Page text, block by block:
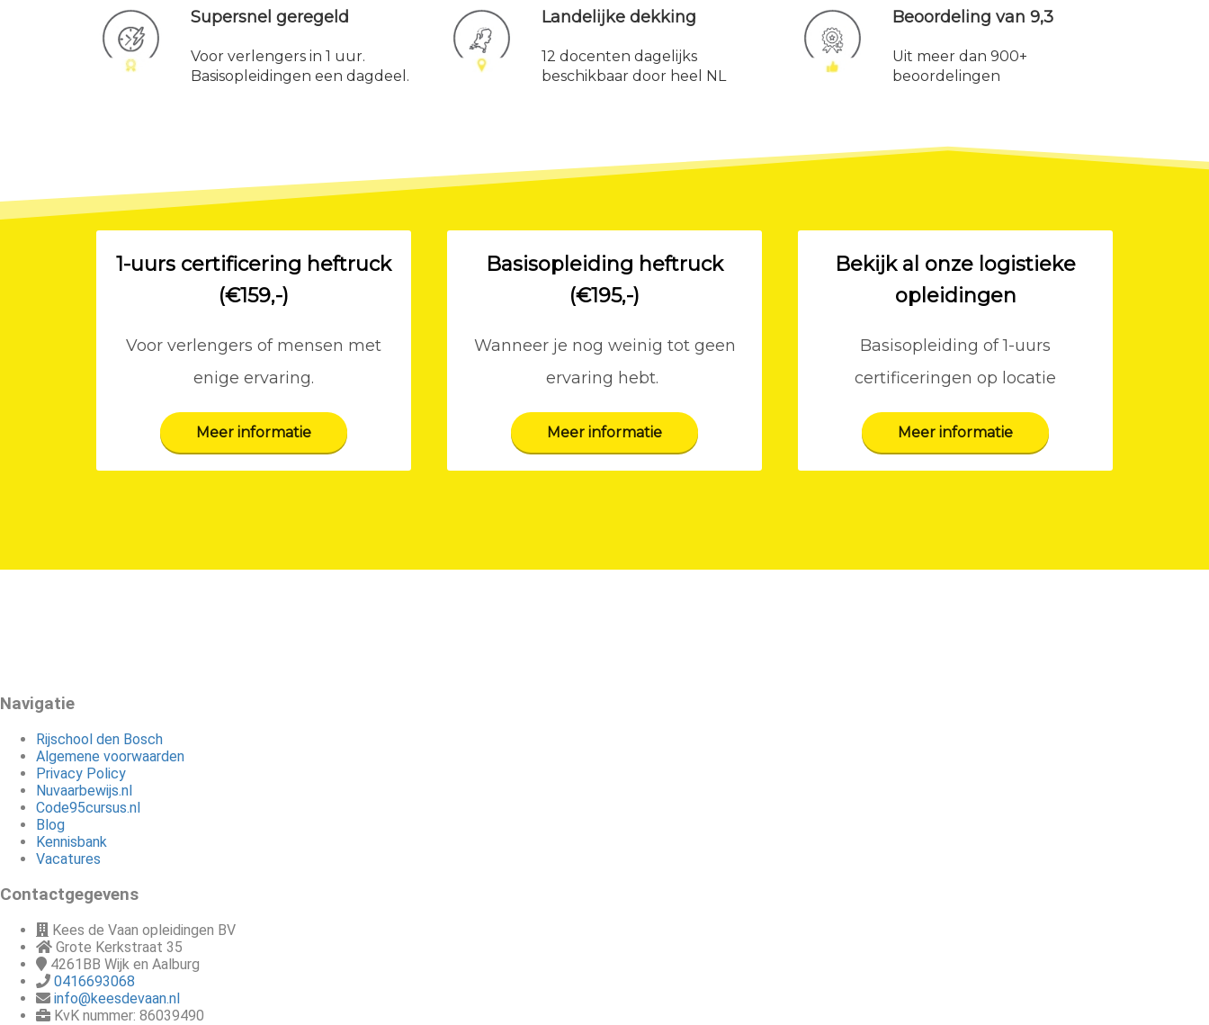
Supersnel geregeld
Voor verlengers in 1 uur.
Basisopleidingen een dagdeel.
Landelijke dekking
12 docenten dagelijks
beschikbaar door heel NL
Beoordeling van 9,3
Uit meer dan 900+
beoordelingen
1-uurs certificering heftruck
(€159,-)
Voor verlengers of mensen met
enige ervaring.
Meer informatie
Basisopleiding heftruck
(€195,-)
Wanneer je nog weinig tot geen
ervaring hebt.
Meer informatie
Bekijk al onze logistieke
opleidingen
Basisopleiding of 1-uurs
certificeringen op locatie
Meer informatie
Navigatie
Rijschool den Bosch
Algemene voorwaarden
Privacy Policy
Nuvaarbewijs.nl
Code95cursus.nl
Blog
Kennisbank
Vacatures
Contactgegevens
Kees de Vaan opleidingen BV
Grote Kerkstraat 35
4261BB Wijk en Aalburg
0416693068
info@keesdevaan.nl
KvK nummer: 86039490